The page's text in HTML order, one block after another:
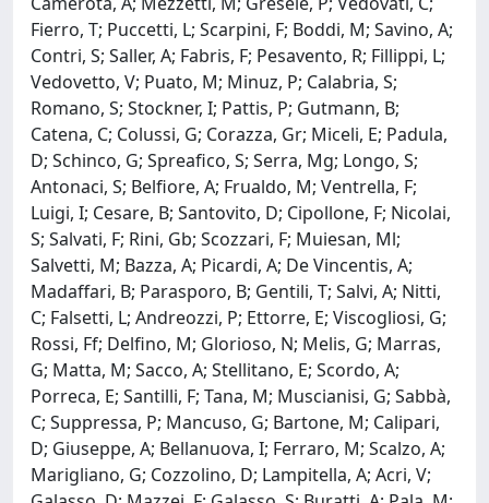
Fierro, T; Puccetti, L; Scarpini, F; Boddi, M; Savino, A;
Contri, S; Saller, A; Fabris, F; Pesavento, R; Fillippi, L;
Vedovetto, V; Puato, M; Minuz, P; Calabria, S;
Romano, S; Stockner, I; Pattis, P; Gutmann, B;
Catena, C; Colussi, G; Corazza, Gr; Miceli, E; Padula,
D; Schinco, G; Spreafico, S; Serra, Mg; Longo, S;
Antonaci, S; Belfiore, A; Frualdo, M; Ventrella, F;
Luigi, I; Cesare, B; Santovito, D; Cipollone, F; Nicolai,
S; Salvati, F; Rini, Gb; Scozzari, F; Muiesan, Ml;
Salvetti, M; Bazza, A; Picardi, A; De Vincentis, A;
Madaffari, B; Parasporo, B; Gentili, T; Salvi, A; Nitti,
C; Falsetti, L; Andreozzi, P; Ettorre, E; Viscogliosi, G;
Rossi, Ff; Delfino, M; Glorioso, N; Melis, G; Marras,
G; Matta, M; Sacco, A; Stellitano, E; Scordo, A;
Porreca, E; Santilli, F; Tana, M; Muscianisi, G; Sabbà,
C; Suppressa, P; Mancuso, G; Bartone, M; Calipari,
D; Giuseppe, A; Bellanuova, I; Ferraro, M; Scalzo, A;
Marigliano, G; Cozzolino, D; Lampitella, A; Acri, V;